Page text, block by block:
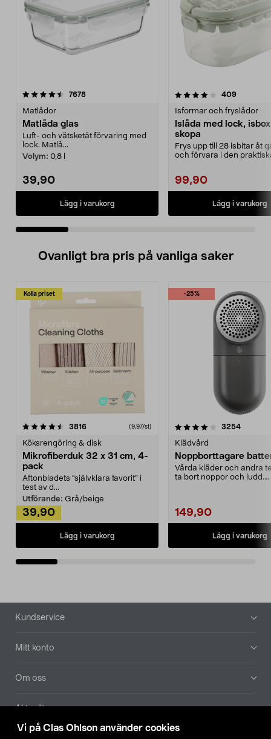
Vi på Clas Ohlson använder cookies
7678recensioner
Matlådor
Matlåda glas
Luft- och vätsketät förvaring med
lock. Matlå...
Volym: 0,8 l
39,90
Lägg i varukorg
4.0 av 5 stjärnor 409
Isformar och fryslådor
Islåda med lock,
skopa
Frys upp till 28 isbitar åt
och förvara i den
99,90
Lägg i varukorg
4.5 av 5 stjärnor
Ovanligt bra pris på vanliga saker
Kolla priset
3816recensioner (9,97/st)
Köksrengöring & disk
Mikrofiberduk 32 x 31 cm, 4-
pack
Aftonbladets "självklara favorit” i
test av d...
Utförande: Grå/beige
39,90
Lägg i varukorg
-25%
4.0av 5 stjärnor 3254
Klädvård
Noppborttagare
Vårda kläder och andra
ta bort noppor och ludd.
149,90
Lägg i varukorg
4.5av 5 stjärnor
Sidfot
Kundservice
Mitt konto
Om oss
Aktuellt